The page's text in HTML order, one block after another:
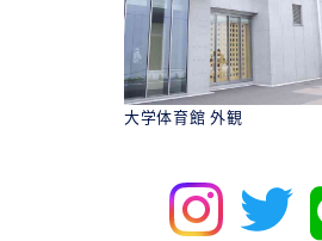
大学体育館 外観